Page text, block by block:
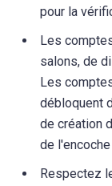
pour la
Les
salons, de
Les
débloquent
de création
de
Respectez